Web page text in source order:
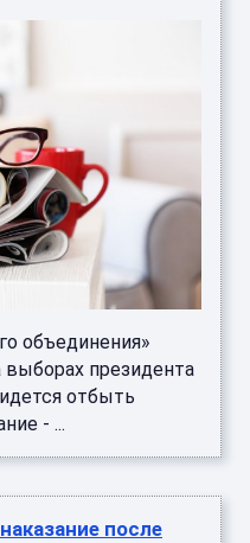
объединения»
президента
отбыть
- ...
после